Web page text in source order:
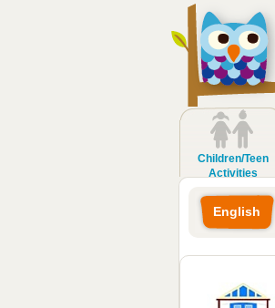
Children/Teen
Activities
English